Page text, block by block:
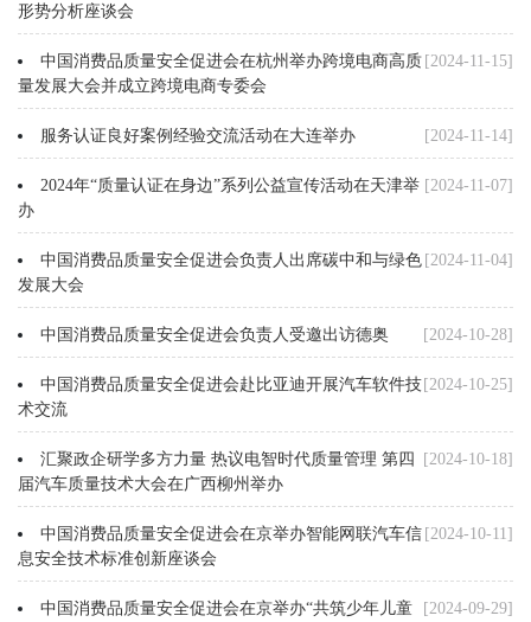
形势分析座谈会
[2024-11-15]
中国消费品质量安全促进会在杭州举办跨境电商高质
量发展大会并成立跨境电商专委会
[2024-11-14]
服务认证良好案例经验交流活动在大连举办
[2024-11-07]
2024年“质量认证在身边”系列公益宣传活动在天津举
办
[2024-11-04]
中国消费品质量安全促进会负责人出席碳中和与绿色
发展大会
[2024-10-28]
中国消费品质量安全促进会负责人受邀出访德奥
[2024-10-25]
中国消费品质量安全促进会赴比亚迪开展汽车软件技
术交流
[2024-10-18]
汇聚政企研学多方力量 热议电智时代质量管理 第四
届汽车质量技术大会在广西柳州举办
[2024-10-11]
中国消费品质量安全促进会在京举办智能网联汽车信
息安全技术标准创新座谈会
[2024-09-29]
中国消费品质量安全促进会在京举办“共筑少年儿童